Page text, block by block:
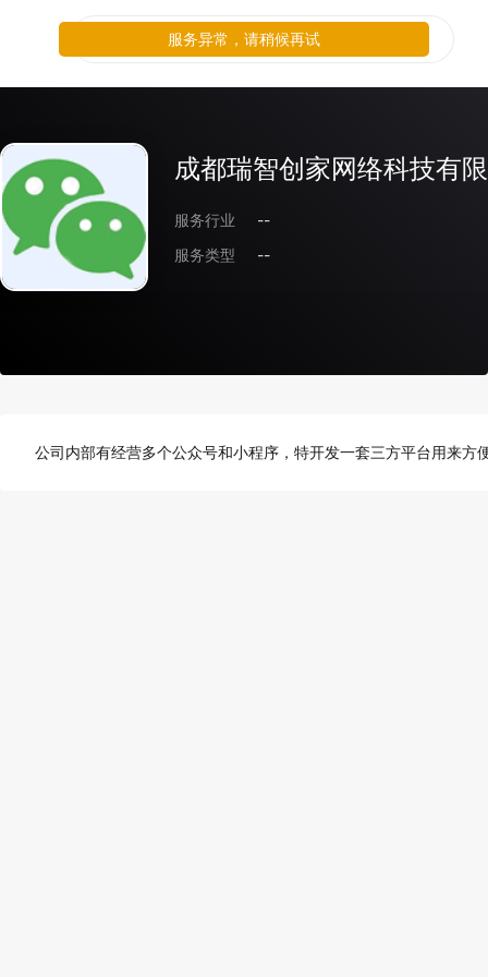
成都瑞智创家网络科技有
服务行业
--
服务类型
--
公司内部有经营多个公众号和小程序，特开发一套三方平台用来方
服务异常，请稍候再试